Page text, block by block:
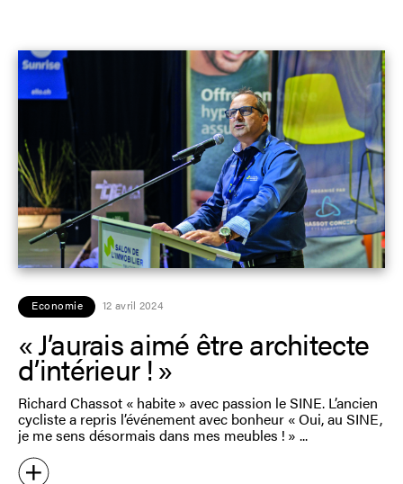
Economie 12 avril 2024
« J’aurais aimé être architecte
d’intérieur ! »
Richard Chassot « habite » avec passion le SINE. L’ancien
cycliste a repris l’événement avec bonheur « Oui, au SINE,
je me sens désormais dans mes meubles ! »